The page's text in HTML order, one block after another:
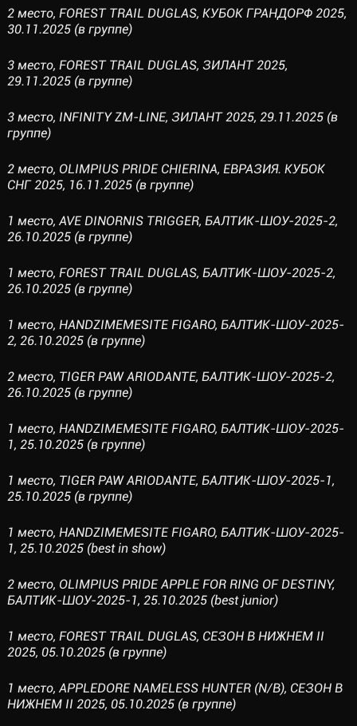
2 место, FOREST TRAIL DUGLAS, КУБОК ГРАНДОРФ 2025,
30.11.2025 (в группе)
3 место, FOREST TRAIL DUGLAS, ЗИЛАНТ 2025,
29.11.2025 (в группе)
3 место, INFINITY ZM-LINE, ЗИЛАНТ 2025, 29.11.2025 (в
группе)
2 место, OLIMPIUS PRIDE CHIERINA, ЕВРАЗИЯ. КУБОК
СНГ 2025, 16.11.2025 (в группе)
1 место, AVE DINORNIS TRIGGER, БАЛТИК-ШОУ-2025-2,
26.10.2025 (в группе)
1 место, FOREST TRAIL DUGLAS, БАЛТИК-ШОУ-2025-2,
26.10.2025 (в группе)
1 место, HANDZIMEMESITE FIGARO, БАЛТИК-ШОУ-2025-
2, 26.10.2025 (в группе)
2 место, TIGER PAW ARIODANTE, БАЛТИК-ШОУ-2025-2,
26.10.2025 (в группе)
1 место, HANDZIMEMESITE FIGARO, БАЛТИК-ШОУ-2025-
1, 25.10.2025 (в группе)
1 место, TIGER PAW ARIODANTE, БАЛТИК-ШОУ-2025-1,
25.10.2025 (в группе)
1 место, HANDZIMEMESITE FIGARO, БАЛТИК-ШОУ-2025-
1, 25.10.2025 (best in show)
2 место, OLIMPIUS PRIDE APPLE FOR RING OF DESTINY,
БАЛТИК-ШОУ-2025-1, 25.10.2025 (best junior)
1 место, FOREST TRAIL DUGLAS, СЕЗОН В НИЖНЕМ II
2025, 05.10.2025 (в группе)
1 место, АРРLEDORE NAMELESS HUNTER (N/B), СЕЗОН В
НИЖНЕМ II 2025, 05.10.2025 (в группе)